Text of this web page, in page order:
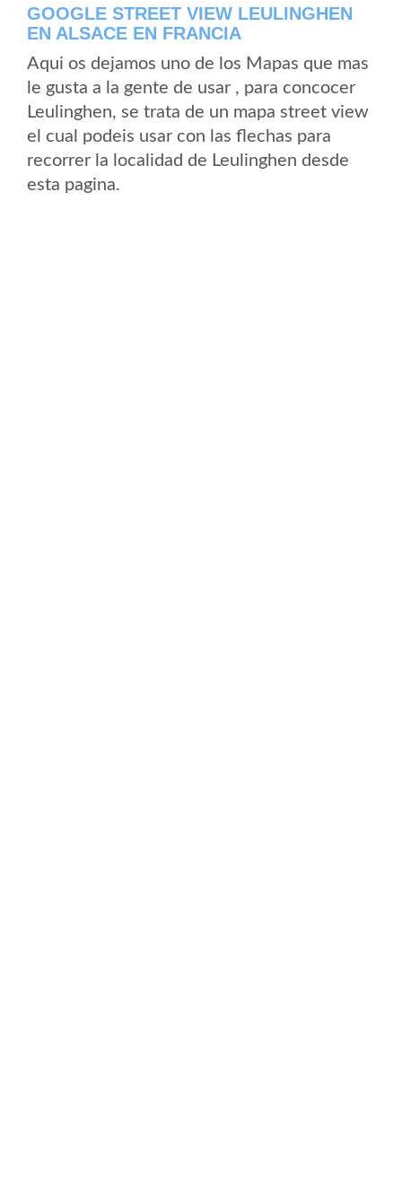
GOOGLE STREET VIEW LEULINGHEN
EN ALSACE EN FRANCIA
Aqui os dejamos uno de los Mapas que mas
le gusta a la gente de usar , para concocer
Leulinghen, se trata de un mapa street view
el cual podeis usar con las flechas para
recorrer la localidad de Leulinghen desde
esta pagina.